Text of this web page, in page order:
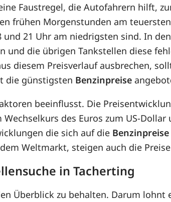
Faustregel, die Autofahrern hilft,
frühen Morgenstunden am
21 Uhr am niedrigsten sind. In
und die übrigen Tankstellen diese
diesem Preisverlauf ausbrechen,
die günstigsten Benzinpreise
beeinflusst. Die
des Euros zum US-
die sich auf die Benzinpreise
Weltmarkt, steigen auch die
in Tacherting
Überblick zu behalten. Darum